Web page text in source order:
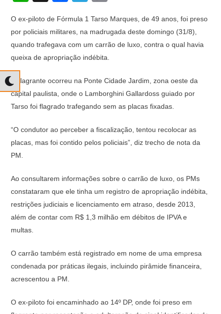
at
s
A
p
c
e
b
o
k
e
gr
a
p
y
Li
n
k
O ex-piloto de Fórmula 1 Tarso Marques, de 49 anos, foi preso
por policiais militares, na madrugada deste domingo (31/8),
quando trafegava com um carrão de luxo, contra o qual havia
queixa de apropriação indébita.
O flagrante ocorreu na Ponte Cidade Jardim, zona oeste da
capital paulista, onde o Lamborghini Gallardoss guiado por
Tarso foi flagrado trafegando sem as placas fixadas.
“O condutor ao perceber a fiscalização, tentou recolocar as
placas, mas foi contido pelos policiais”, diz trecho de nota da
PM.
Ao consultarem informações sobre o carrão de luxo, os PMs
constataram que ele tinha um registro de apropriação indébita,
restrições judiciais e licenciamento em atraso, desde 2013,
além de contar com R$ 1,3 milhão em débitos de IPVA e
multas.
O carrão também está registrado em nome de uma empresa
condenada por práticas ilegais, incluindo pirâmide financeira,
acrescentou a PM.
O ex-piloto foi encaminhado ao 14º DP, onde foi preso em